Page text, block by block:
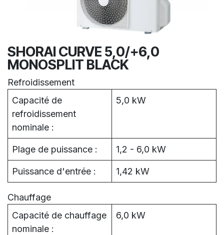
SHORAI CURVE 5,0/+6,0
MONOSPLIT BLACK
Refroidissement
Capacité de
refroidissement
nominale :
5,0 kW
Plage de puissance : 1,2 - 6,0 kW
Puissance d'entrée : 1,42 kW
Chauffage
Capacité de chauffage
nominale :
6,0 kW